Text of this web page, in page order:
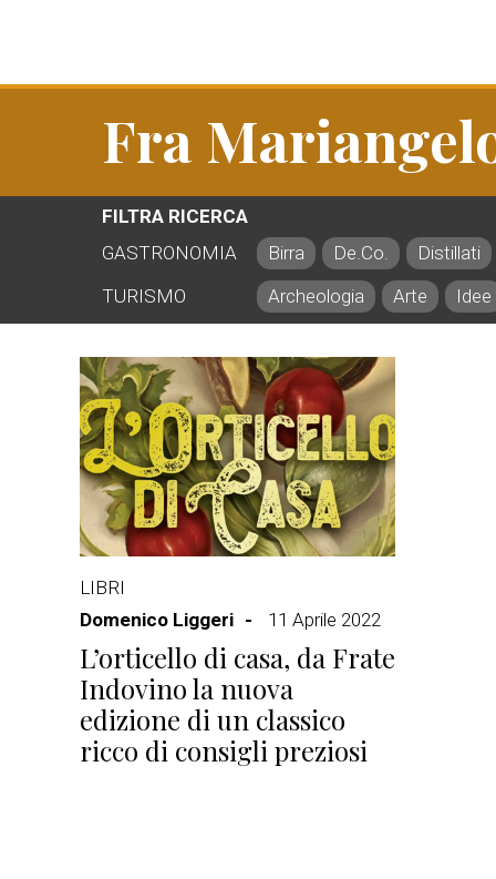
Fra
FILTRA RICERCA
GASTRONOMIA
Birra De.Co.
Distillati
TURISMO
Archeologia Arte Idee
LIBRI
Domenico Liggeri
11 Aprile 2022
L’orticello di casa, da Frate
Indovino la nuova
edizione di un classico
ricco di consigli preziosi